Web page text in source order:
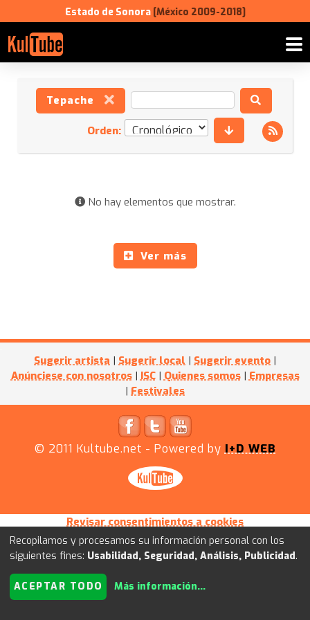
Estado de Sonora [México 2009-2018]
Tepache
Orden:
No hay elementos que mostrar.
Ver más
Sugerir artista | Sugerir local | Sugerir evento |
Anúnciese con nosotros | ISC | Quienes somos | Empresas
| Festivales
© 2011 Kultube.net - Powered by I+D WEB
Revisar consentimientos a cookies
Recopilamos y procesamos su información personal con los
siguientes fines: Usabilidad, Seguridad, Análisis, Publicidad.
ACEPTAR TODO Más información...